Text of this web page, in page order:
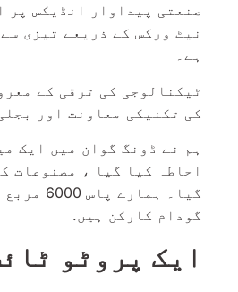
صنعتی پیداوار انڈیکس پر
نیٹ ورکس کے ذریعے تیزی
ہے۔
ٹیکنالوجی کی ترقی کے
کی تکنیکی معاونت اور
احاطہ کیا گیا ، مصنوعات
گودام کارکن ہیں.
ایک پروٹو